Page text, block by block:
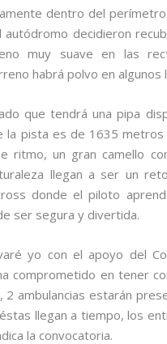
dentro del
decidieron
muy suave en las
habrá polvo en algunos
que tendrá una pipa
la pista es de 1635
ritmo, un gran camello
llegan a ser un
donde el piloto
ser segura y divertida.
yo con el apoyo del
comprometido en tener
2 ambulancias estarán
llegan a tiempo, los
la convocatoria.